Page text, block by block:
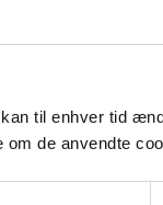
til enhver tid
de anvendte